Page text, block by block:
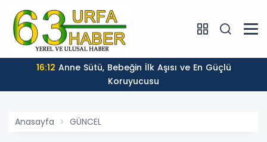
16:12
Koruyucusu
Anasayfa GÜNCEL